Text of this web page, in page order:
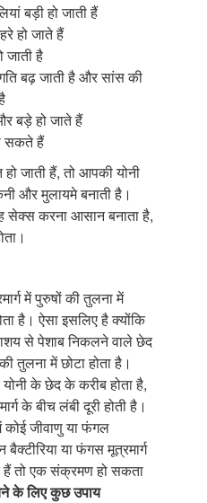
बड़ी हो जाती हैं
हो जाते हैं
है
बढ़ जाती है और सांस की
बड़े हो जाते हैं
सकते हैं
जाती हैं, तो आपकी योनी
और मुलायमे बनाती है।
सेक्स करना आसान बनाता है,
में पुरुषों की तुलना में
है। ऐसा इसलिए है क्योंकि
से पेशाब निकलने वाले छेद
तुलना में छोटा होता है।
के छेद के करीब होता है,
के बीच लंबी दूरी होती है।
कोई जीवाणु या फंगल
या फंगस मूत्रमार्ग
तो एक संक्रमण हो सकता
केलिएकुछउपाय